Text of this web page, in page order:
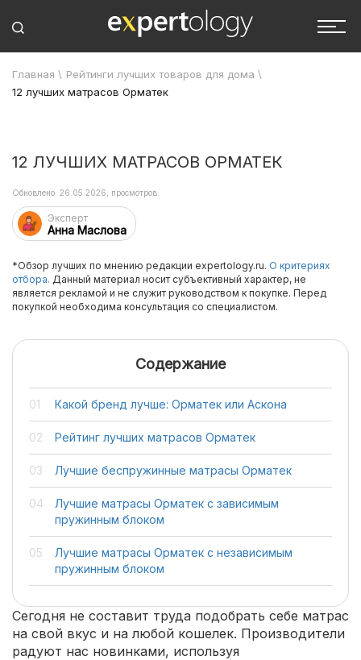
Главная \ Рейтинги лучших товаров для дома \
12 лучших матрасов Орматек
12 ЛУЧШИХ МАТРАСОВ ОРМАТЕК
Эксперт
Анна Маслова
Обновлено: 26.05.2026, просмотров:
*Обзор лучших по мнению редакции expertology.ru. О критериях
отбора. Данный материал носит субъективный характер, не
является рекламой и не служит руководством к покупке. Перед
покупкой необходима консультация со специалистом.
Содержание
Какой бренд лучше: Орматек или Аскона
Рейтинг лучших матрасов Орматек
Лучшие беспружинные матрасы Орматек
Лучшие матрасы Орматек с зависимым
пружинным блоком
Лучшие матрасы Орматек с независимым
пружинным блоком
Сегодня не составит труда подобрать себе матрас
на свой вкус и на любой кошелек. Производители
радуют нас новинками, используя